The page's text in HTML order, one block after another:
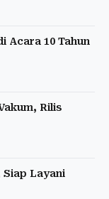
Acara 10 Tahun
Rilis
Layani